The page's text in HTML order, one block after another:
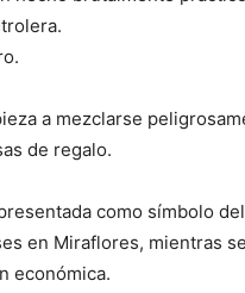
a mezclarse
de regalo.
como símbolo
en Miraflores, mientras
económica.